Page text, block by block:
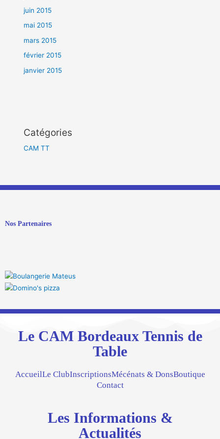
juin 2015
mai 2015
mars 2015
février 2015
janvier 2015
Catégories
CAM TT
Nos Partenaires
Le CAM Bordeaux Tennis de
Table
AccueilLe ClubInscriptionsMécénats & DonsBoutique
Contact
Les Informations &
Actualités